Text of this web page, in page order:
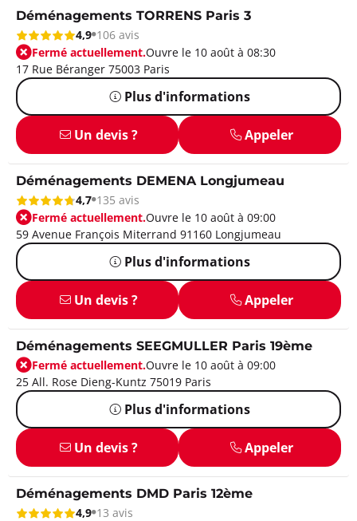
Déménagements TORRENS Paris 3
4,9 106 avis
Fermé actuellement.Ouvre le 10 août à 08:30
17 Rue Béranger 75003 Paris
Plus d'informations
Un devis ? Appeler
Déménagements DEMENA Longjumeau
4,7 135 avis
Fermé actuellement.Ouvre le 10 août à 09:00
59 Avenue François Miterrand 91160 Longjumeau
Plus d'informations
Un devis ? Appeler
Déménagements SEEGMULLER Paris 19ème
Fermé actuellement.Ouvre le 10 août à 09:00
25 All. Rose Dieng-Kuntz 75019 Paris
Plus d'informations
Un devis ? Appeler
Déménagements DMD Paris 12ème
4,9 13 avis